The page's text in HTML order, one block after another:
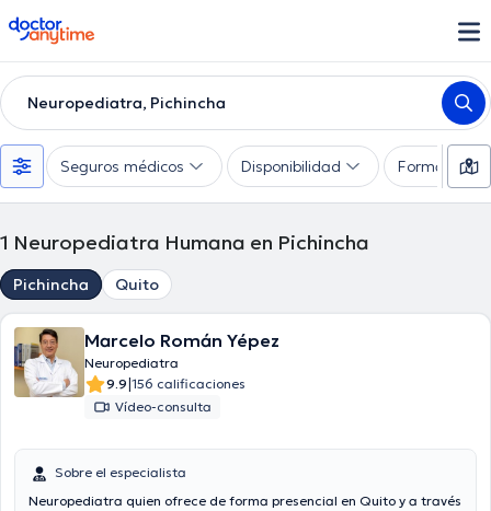
doctoranytime
Neuropediatra, Pichincha
Seguros médicos Disponibilidad Formas de
1 Neuropediatra Humana en Pichincha
Pichincha Quito
Marcelo Román Yépez
Neuropediatra
9.9|156 calificaciones
Vídeo-consulta
Sobre el especialista
Neuropediatra quien ofrece de forma presencial en Quito y a través